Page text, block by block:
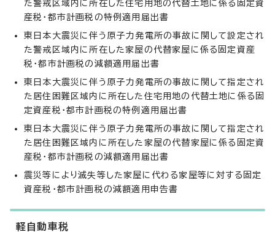
た警戒区域内に所在した住宅用地の代替土地に係る固定資
産税・都市計画税の特例適用届出書
東日本大震災に伴う原子力発電所の事故に関して設定され
た警戒区域内に所在した家屋の代替家屋に係る固定資産
税・都市計画税の減額適用届出書
東日本大震災に伴う原子力発電所の事故に関して指定され
た居住困難区域内に所在した住宅用地の代替土地に係る固
定資産税・都市計画税の特例適用届出書
東日本大震災に伴う原子力発電所の事故に関して指定され
た居住困難区域内に所在した家屋の代替家屋に係る固定資
産税・都市計画税の減額適用届出書
震災等により滅失等した家屋に代わる家屋等に対する固定
資産税・都市計画税の減額適用申告書
軽自動車税